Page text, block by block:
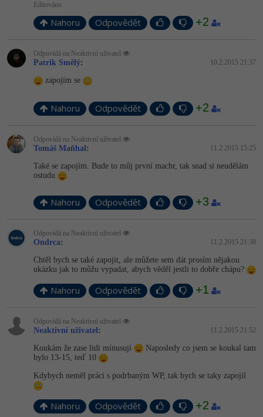
Editováno
Nahoru Odpovědět +2
Odpovídá na Neaktivní uživatel
Patrik Smělý: 10.2.2015 21:37
zapojím se
Nahoru Odpovědět +2
Odpovídá na Neaktivní uživatel
Tomáš Maňhal: 11.2.2015 15:25
Také se zapojím. Bude to můj první machr, tak snad si neudělám
ostudu
Nahoru Odpovědět +3
Odpovídá na Neaktivní uživatel
Ondrca: 11.2.2015 21:38
Chtěl bych se také zapojit, ale můžete sem dát prosím nějakou
ukázku jak to můžu vypadat, abych věděl jestli to dobře chápu?
Nahoru Odpovědět +1
Odpovídá na Neaktivní uživatel
Neaktivní uživatel: 11.2.2015 21:52
Koukám že zase lidi mínusují
Naposledy co jsem se koukal tam
bylo 13-15, teď 10
Kdybych neměl práci s podrbaným WP, tak bych se taky zapojil
Nahoru Odpovědět +2